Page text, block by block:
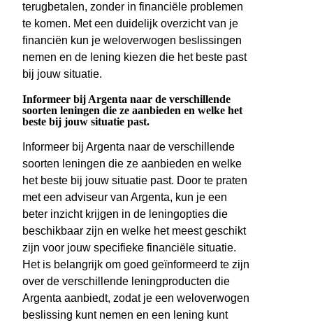
terugbetalen, zonder in financiële problemen
te komen. Met een duidelijk overzicht van je
financiën kun je weloverwogen beslissingen
nemen en de lening kiezen die het beste past
bij jouw situatie.
Informeer bij Argenta naar de verschillende
soorten leningen die ze aanbieden en welke het
beste bij jouw situatie past.
Informeer bij Argenta naar de verschillende
soorten leningen die ze aanbieden en welke
het beste bij jouw situatie past. Door te praten
met een adviseur van Argenta, kun je een
beter inzicht krijgen in de leningopties die
beschikbaar zijn en welke het meest geschikt
zijn voor jouw specifieke financiële situatie.
Het is belangrijk om goed geïnformeerd te zijn
over de verschillende leningproducten die
Argenta aanbiedt, zodat je een weloverwogen
beslissing kunt nemen en een lening kunt